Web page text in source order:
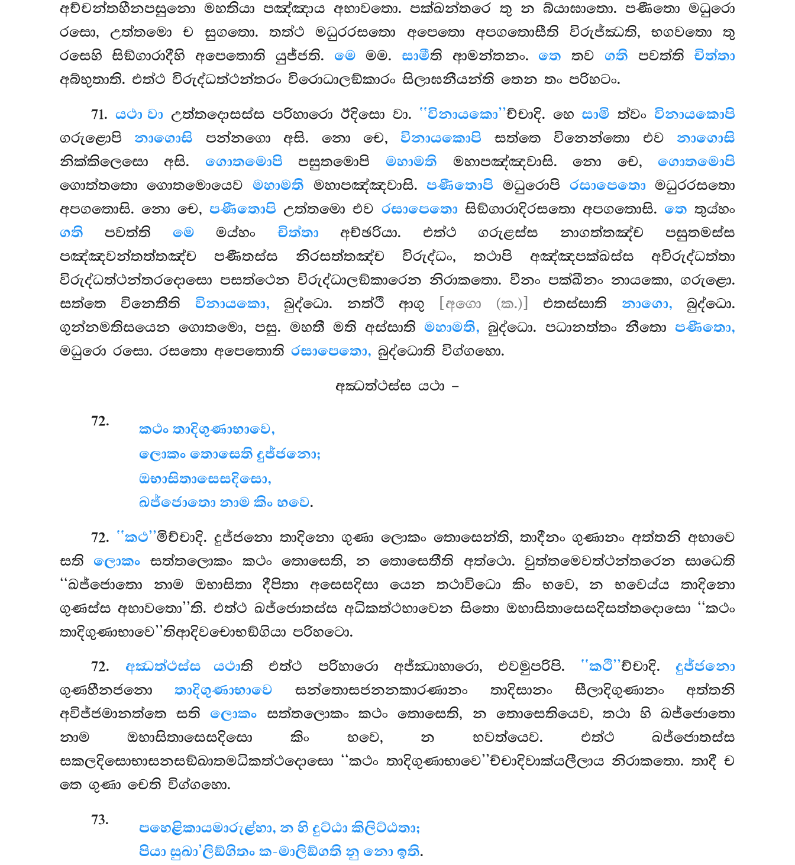
අච්චන්තහීනපසුනො මහතියා පඤ්ඤාය අභාවතො. පක්ඛන්තරෙ තු න බ්යාඝාතො. පණීතො මධුරො
රසො, උත්තමො ච සුගතො. තත්ථ මධුරරසතො අපෙතො අපගතොසීති විරුජ්ඣති, භගවතො තු
රසෙහි සිඞ්ගාරාදීහි අපෙතොති යුජ්ජති. මෙ මම. සාමීති ආමන්තනං. තෙ තව ගති පවත්තිචිත්තා
අබ්භුතාති. එත්ථ විරුද්ධත්ථන්තරං විරොධාලඞ්කාරං සිලාඝනීයන්ති තෙන තං පරිහටං.
71.යථා වා උත්තදොසස්ස පරිහාරො ඊදිසො වා. ‘‘විනායකො’’ච්චාදි. හෙසාමි ත්වං විනායකොපි
ගරුළොපි නාගොසි පන්නගො අසි. නො චෙ, විනායකොපි සත්තෙ විනෙන්තො එව නාගොසි
නික්කිලෙසො අසි. ගොතමොපි පසුතමොපි මහාමති මහාපඤ්ඤවාසි. නො චෙ, ගොතමොපි
ගොත්තතො ගොතමොයෙව මහාමති මහාපඤ්ඤවාසි.පණීතොපි මධුරොපි රසාපෙතො මධුරරසතො
අපගතොසි. නො චෙ,පණීතොපි උත්තමො එව රසාපෙතො සිඞ්ගාරාදිරසතො අපගතොසි. තෙ තුය්හං
ගති පවත්ති මෙ මය්හං චිත්තා අච්ඡරියා. එත්ථ ගරුළස්ස නාගත්තඤ්ච පසුතමස්ස
පඤ්ඤවන්තත්තඤ්ච පණීතස්ස නිරසත්තඤ්ච විරුද්ධං, තථාපි අඤ්ඤපක්ඛස්ස අවිරුද්ධත්තා
විරුද්ධත්ථන්තරදොසො පසත්ථෙන විරුද්ධාලඞ්කාරෙන නිරාකතො. වීනං පක්ඛීනං නායකො, ගරුළො.
සත්තෙ විනෙතීති විනායකො, බුද්ධො. නත්ථි ආගු [අගො (ක.)] එතස්සාති නාගො, බුද්ධො.
ගුන්නමතිසයෙන ගොතමො, පසු. මහතී මති අස්සාති මහාමති, බුද්ධො. පධානත්තං නීතොපණීතො,
මධුරො රසො. රසතො අපෙතොති රසාපෙතො, බුද්ධොති විග්ගහො.
අඣත්ථස්ස යථා –
72.
කථං තාදිගුණාභාවෙ,
ලොකං තොසෙති දුජ්ජනො;
ඔභාසිතාසෙසදිසො,
ඛජ්ජොතො නාම කිං භවෙ.
72. ‘‘කථ’’මිච්චාදි. දුජ්ජනො තාදිනො ගුණා ලොකං තොසෙන්ති, තාදීනං ගුණානං අත්තනි අභාවෙ
සති ලොකං සත්තලොකං කථං තොසෙති, න තොසෙතීති අත්ථො. වුත්තමෙවත්ථන්තරෙන සාධෙති
‘‘ඛජ්ජොතො නාම ඔභාසිතා දීපිතා අසෙසදිසා යෙන තථාවිධො කිං භවෙ, න භවෙය්ය තාදිනො
ගුණස්ස අභාවතො’’ති. එත්ථ ඛජ්ජොතස්ස අධිකත්ථභාවෙන සිතො ඔභාසිතාසෙසදිසත්තදොසො ‘‘කථං
තාදිගුණාභාවෙ’’තිආදිවචොභඞ්ගියා පරිහටො.
72. අඣත්ථස්ස යථාති එත්ථ පරිහාරො අජ්ඣාහාරො, එවමුපරිපි. ‘‘කථි’’ච්චාදි.දුජ්ජනො
ගුණහීනජනොතාදිගුණාභාවෙ සන්තොසජනනකාරණානං තාදිසානං සීලාදිගුණානං අත්තනි
අවිජ්ජමානත්තෙ සති ලොකං සත්තලොකං කථං තොසෙති, න තොසෙතියෙව, තථා හි ඛජ්ජොතො
නාම ඔභාසිතාසෙසදිසො කිං භවෙ, න භවත්යෙව. එත්ථ ඛජ්ජොතස්ස
සකලදිසොභාසනසඞ්ඛාතමධිකත්ථදොසො ‘‘කථං තාදිගුණාභාවෙ’’ච්චාදිවාක්යලීලාය නිරාකතො. තාදී ච
තෙ ගුණා චෙති විග්ගහො.
73.
පහෙළිකායමාරුළ්හා, න හි දුට්ඨා කිලිට්ඨතා;
පියා සුඛා’ලිඞ්ගිතං ක-මාලිඞ්ගති නු නො ඉති.